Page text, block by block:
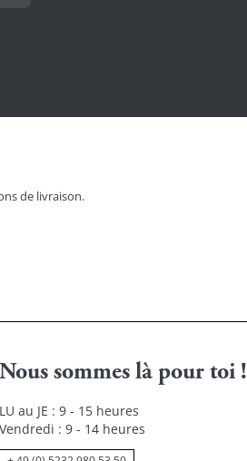
de livraison.
Nous sommes là pour toi !
LU au JE : 9 - 15 heures
Vendredi : 9 - 14 heures